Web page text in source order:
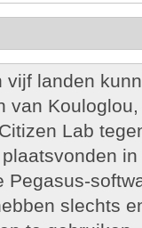
vijf landen
van
Lab
Pegasus-
slechts